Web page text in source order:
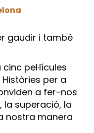
gaudir i també
pel·lícules
per a
a fer-nos
la superació, la
nostra manera